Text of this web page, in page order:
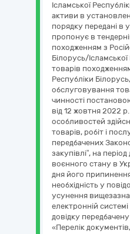
Ісламської
активи в
порядку передані в
пропонує в
походженням з
Білорусь/
товарів
Республіки
обслуговування
чинності
від 12 жовтня 2022
особливостей
товарів, робіт і
передбачених
закупівлі”, на
воєнного стану в
дня його
необхідність у
усунення
електронній
довідку
«Перелік